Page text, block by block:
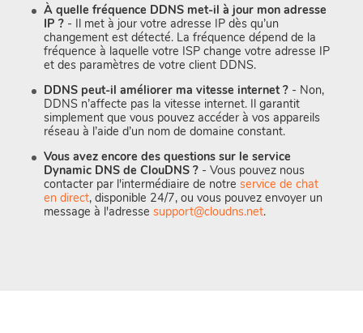
À quelle fréquence DDNS met-il à jour mon adresse
IP ? - Il met à jour votre adresse IP dès qu’un
changement est détecté. La fréquence dépend de la
fréquence à laquelle votre ISP change votre adresse IP
et des paramètres de votre client DDNS.
DDNS peut-il améliorer ma vitesse internet ? - Non,
DDNS n’affecte pas la vitesse internet. Il garantit
simplement que vous pouvez accéder à vos appareils
réseau à l’aide d’un nom de domaine constant.
Vous avez encore des questions sur le service
Dynamic DNS de ClouDNS ? - Vous pouvez nous
contacter par l'intermédiaire de notre service de chat
en direct, disponible 24/7, ou vous pouvez envoyer un
message à l'adresse support@cloudns.net.